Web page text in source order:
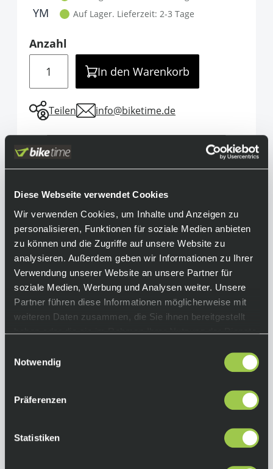
Diese Webseite verwendet Cookies
Wir verwenden Cookies, um Inhalte und Anzeigen zu
personalisieren, Funktionen für soziale Medien anbieten
zu können und die Zugriffe auf unsere Website zu
analysieren. Außerdem geben wir Informationen zu Ihrer
Verwendung unserer Website an unsere Partner für
soziale Medien, Werbung und Analysen weiter. Unsere
Partner führen diese Informationen möglicherweise mit
weiteren Daten zusammen, die Sie ihnen bereitgestellt
haben oder die sie im Rahmen Ihrer Nutzung der Dienste
Notwendig
Präferenzen
Statistiken
YM Auf Lager. Lieferzeit: 2-3 Tage
Anzahl
In den Warenkorb
Teilen info@biketime.de
Informationen
dem Fox Racing Legacy kannst du mit dem
legendären Fox Logo optisch herausstechen
und musst nicht auf ein komfortables Shirt
verzichten. Lass es zu deinem neuen Favoriten
im Kleiderschrank werden.
Equipment
Funktionen:
• mittelschweres, gekämmtes,
• bequeme Passform
Farbe:
Material: